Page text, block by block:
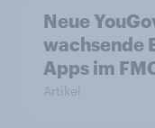
Neue
wachsende
Apps im
Artikel